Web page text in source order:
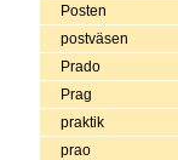
Posten
postväsen
Prado
Prag
praktik
prao